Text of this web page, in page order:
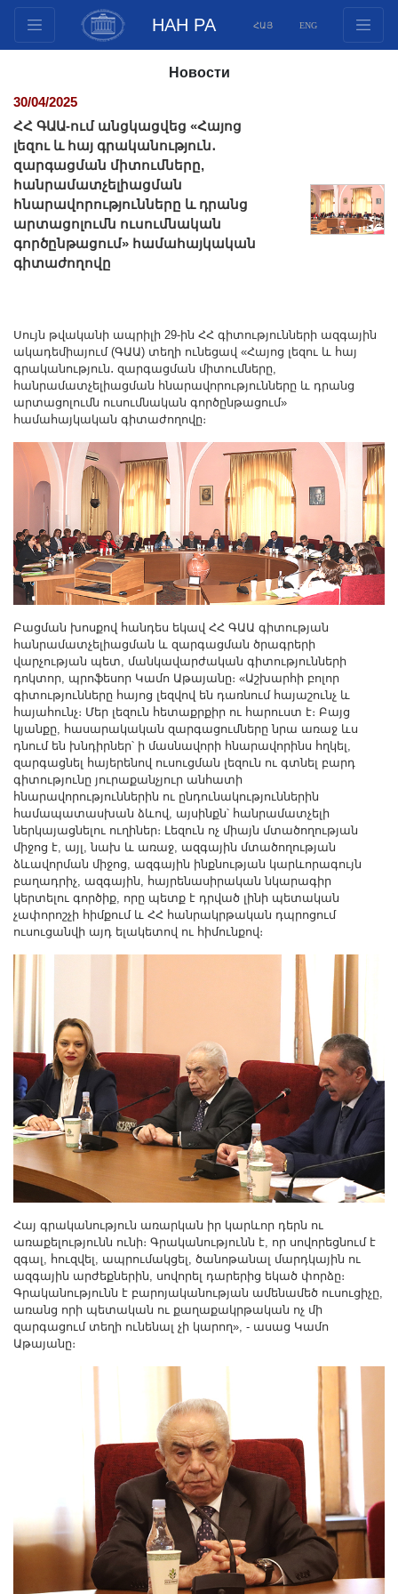
НАН РА ՀԱՅ ENG
Инновационные предложения
Публикации
Фонды
Конференции
Конкурсы
Международное сотрудничество
Фотогалерея
Видеогалерея
Веб ресурсы
Другие академии
Журнал "В мире науки"
Публикации в прессе
Анонсы
Юбилеи
Университеты
Новости
Научные результаты
Ученые диаспоры
Трибуна молодого ученого
Наши заслуженные деятели
Объявления
Карта сайта
Поиск
Новости
30/04/2025
ՀՀ ԳԱԱ-ում անցկացվեց «Հայոց
լեզու և հայ գրականություն․
զարգացման միտումները,
հանրամատչելիացման
հնարավորությունները և դրանց
արտացոլումն ուսումնական
գործընթացում» համահայկական
գիտաժողովը
Սույն թվականի ապրիլի 29-ին ՀՀ գիտությունների ազգային
ակադեմիայում (ԳԱԱ) տեղի ունեցավ «Հայոց լեզու և հայ
գրականություն․ զարգացման միտումները,
հանրամատչելիացման հնարավորությունները և դրանց
արտացոլումն ուսումնական գործընթացում»
համահայկական գիտաժողովը։
Բացման խոսքով հանդես եկավ ՀՀ ԳԱԱ գիտության
հանրամատչելիացման և զարգացման ծրագրերի
վարչության պետ, մանկավարժական գիտությունների
դոկտոր, պրոֆեսոր Կամո Աթայանը։ «Աշխարհի բոլոր
գիտությունները հայոց լեզվով են դառնում հայաշունչ և
հայահունչ։ Մեր լեզուն հետաքրքիր ու հարուստ է։ Բայց
կյանքը, հասարակական զարգացումները նրա առաջ ևս
դնում են խնդիրներ՝ ի մասնավորի հնարավորինս հղկել,
զարգացնել հայերենով ուսուցման լեզուն ու գտնել բարդ
գիտությունը յուրաքանչյուր անհատի
հնարավորություններին ու ընդունակություններին
համապատասխան ձևով, այսինքն՝ հանրամատչելի
ներկայացնելու ուղիներ։ Լեզուն ոչ միայն մտածողության
միջոց է, այլ, նախ և առաջ, ազգային մտածողության
ձևավորման միջոց, ազգային ինքնության կարևորագույն
բաղադրիչ, ազգային, հայրենասիրական նկարագիր
կերտելու գործիք, որը պետք է դրված լինի պետական
չափորոշչի հիմքում և ՀՀ հանրակրթական դպրոցում
ուսուցանվի այդ ելակետով ու հիմունքով։
Հայ գրականություն առարկան իր կարևոր դերն ու
առաքելությունն ունի։ Գրականությունն է, որ սովորեցնում է
զգալ, հուզվել, ապրումակցել, ծանոթանալ մարդկային ու
ազգային արժեքներին, սովորել դարերից եկած փորձը։
Գրականությունն է բարոյականության ամենամեծ ուսուցիչը,
առանց որի պետական ու քաղաքակրթական ոչ մի
զարգացում տեղի ունենալ չի կարող», - ասաց Կամո
Աթայանը։